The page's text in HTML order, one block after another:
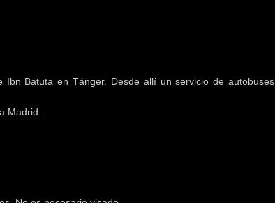
Batuta en Tánger. Desde allí un servicio de autobuses
Madrid.